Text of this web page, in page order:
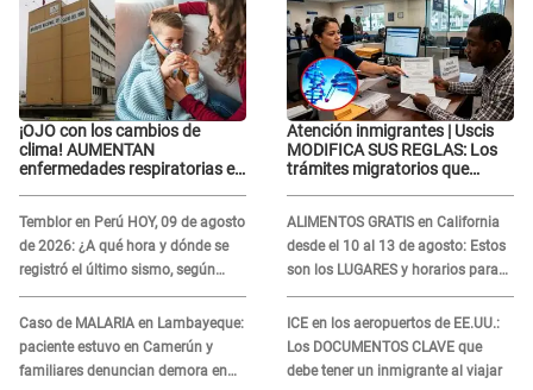
¡OJO con los cambios de
clima! AUMENTAN
enfermedades respiratorias en
Temblor en Perú HOY, 09 de agosto
de 2026: ¿A qué hora y dónde se
registró el último sismo, según
IGP?
Caso de MALARIA en Lambayeque:
paciente estuvo en Camerún y
familiares denuncian demora en
Atención inmigrantes | Uscis
MODIFICA SUS REGLAS: Los
trámites migratorios que
ALIMENTOS GRATIS en California
desde el 10 al 13 de agosto: Estos
son los LUGARES y horarios para
recibir la ayuda
ICE en los aeropuertos de EE.UU.:
Los DOCUMENTOS CLAVE que
debe tener un inmigrante al viajar